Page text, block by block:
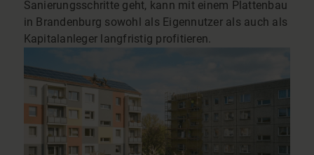
Sanierungsschritte geht, kann mit einem Plattenbau
in Brandenburg sowohl als Eigennutzer als auch als
Kapitalanleger langfristig profitieren.